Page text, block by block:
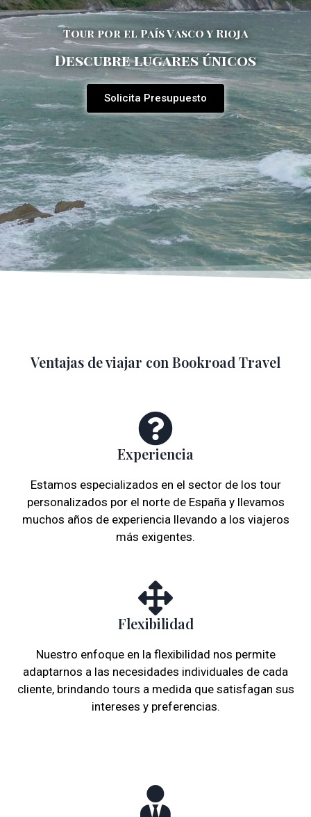
Tour por el País Vasco y Rioja
Descubre lugares únicos
Solicita Presupuesto
Ventajas de viajar con Bookroad Travel
Experiencia
Estamos especializados en el sector de los tour
personalizados por el norte de España y llevamos
muchos años de experiencia llevando a los viajeros
más exigentes.
Flexibilidad
Nuestro enfoque en la flexibilidad nos permite
adaptarnos a las necesidades individuales de cada
cliente, brindando tours a medida que satisfagan sus
intereses y preferencias.